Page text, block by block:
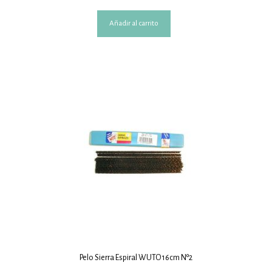
Añadir al carrito
Pelo Sierra Espiral WUTO 16cm Nº2